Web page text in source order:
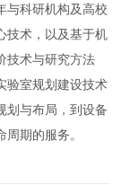
与科研机构及高校
技术，以及基于机
技术与研究方法
验室规划建设技术
划与布局，到设备
期的服务。